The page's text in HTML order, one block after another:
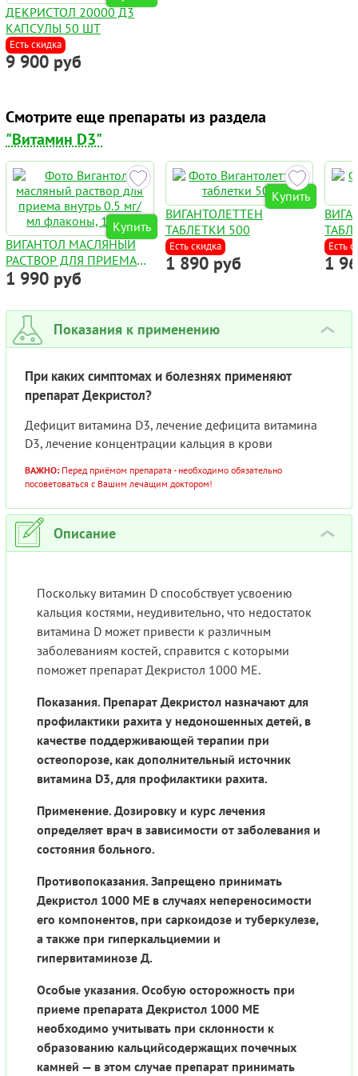
ДЕКРИСТОЛ 20000 Д3
КАПСУЛЫ 50 ШТ
Есть скидка
9 900 руб
Смотрите еще препараты из раздела
"Витамин D3"
Купить
ВИГАНТОЛ МАСЛЯНЫЙ
РАСТВОР ДЛЯ ПРИЕМА
ВНУТРЬ 0.5 МГ/МЛ
ФЛАКОНЫ, 10 МЛ
1 990 руб
Купить
ВИГАНТОЛЕТТЕН
ТАБЛЕТКИ 500
Есть скидка
1 890 руб
Есть
1
Показания к применению ›
При каких симптомах и болезнях применяют
препарат Декристол?
Дефицит витамина D3, лечение дефицита витамина
D3, лечение концентрации кальция в крови
ВАЖНО: Перед приёмом препарата - необходимо обязательно
посоветоваться с Вашим лечащим доктором!
Описание ›
Поскольку витамин D способствует усвоению
кальция костями, неудивительно, что недостаток
витамина D может привести к различным
заболеваниям костей, справится с которыми
поможет препарат Декристол 1000 МЕ.
Показания. Препарат Декристол назначают для
профилактики рахита у недоношенных детей, в
качестве поддерживающей терапии при
остеопорозе, как дополнительный источник
витамина D3, для профилактики рахита.
Применение. Дозировку и курс лечения
определяет врач в зависимости от заболевания и
состояния больного.
Противопоказания. Запрещено принимать
Декристол 1000 МЕ в случаях непереносимости
его компонентов, при саркоидозе и туберкулезе,
а также при гиперкальциемии и
гипервитаминозе Д.
Особые указания. Особую осторожность при
приеме препарата Декристол 1000 МЕ
необходимо учитывать при склонности к
образованию кальцийсодержащих почечных
камней — в этом случае препарат принимать